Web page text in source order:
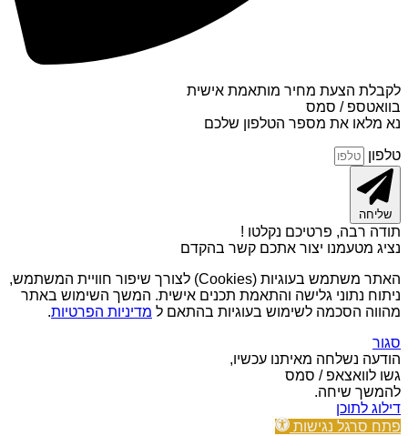
לקבלת הצעת מחיר מותאמת אישית
בוואטספ / סמס
נא מלאו את מספר הטלפון שלכם
טלפון
שליחה
תודה רבה, פרטיכם נקלטו !
נציג מטעמנו יצור אתכם קשר בהקדם
האתר משתמש בעוגיות (Cookies) לצורך שיפור חוויית המשתמש,
ניתוח נתוני גלישה והתאמת תכנים אישית. המשך השימוש באתר
מהווה הסכמה לשימוש בעוגיות בהתאם ל מדיניות הפרטיות.
סגור
הודעה נשלחה מאיתנו עכשיו,
גשו לוואצאפ / סמס
להמשך שיחה.
דילוג לתוכן
פתח סרגל נגישות